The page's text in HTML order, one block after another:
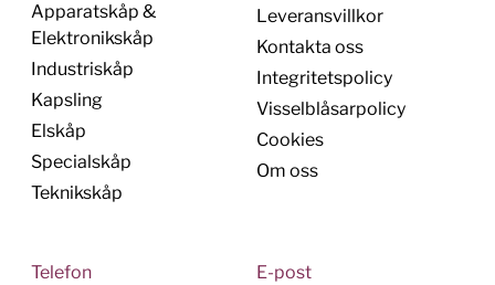
Apparatskåp &
Elektronikskåp
Industriskåp
Kapsling
Elskåp
Specialskåp
Teknikskåp
Leveransvillkor
Kontakta oss
Integritetspolicy
Visselblåsarpolicy
Cookies
Om oss
Telefon
E-post